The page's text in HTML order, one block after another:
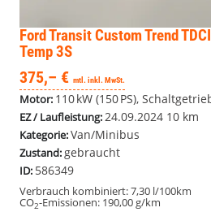
Ford Transit CustomTrend
Temp 3S
375,– € mtl. inkl. MwSt.
Motor: 110 kW (150 PS),
EZ / Laufleistung:24.09.2024 10 km
Kategorie:Van/Minibus
Zustand:gebraucht
ID: 586349
Verbrauch kombiniert:7,30 l/100km
CO2-Emissionen: 190,00 g/km